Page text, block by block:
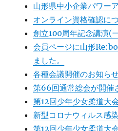
山形県中小企業パワー
オンライン資格確認に
創立100周年記念講演(
会員ページに山形
ました。
各種会議開催のお知ら
第66回通常総会が開催
第12回少年少女柔道大
新型コロナウィルス感
第12回少年少女柔道大